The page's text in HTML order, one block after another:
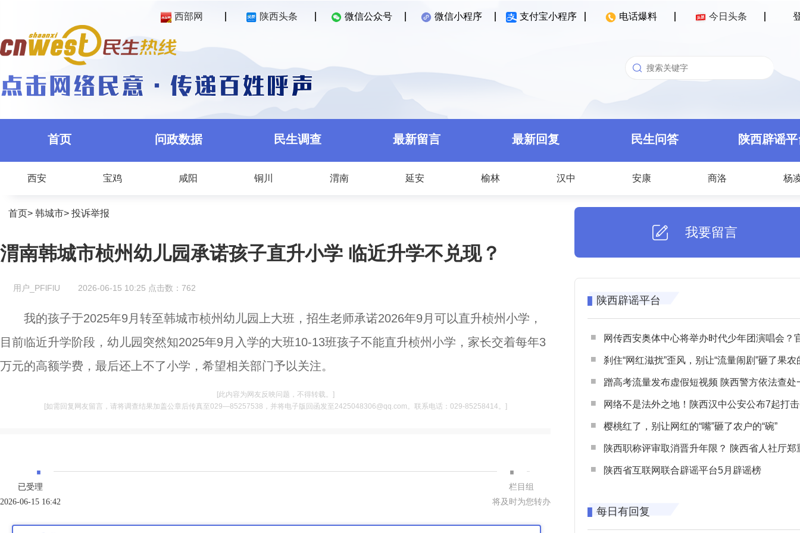
西部网 陕西头条 微信公众号 微信小程序 支付宝小程序 电话爆料 今日头条
首页 问政数据 民生调查 最新留言 最新回复 民生问答 陕西辟谣
西安 宝鸡 咸阳 铜川 渭南 延安 榆林 汉中 安康 商洛 杨
首页> 韩城市> 投诉举报
渭南韩城市桢州幼儿园承诺孩子直升小学 临近升学不兑现？
用户_PFlFlU 2026-06-15 10:25 点击数： 762
我的孩子于2025年9月转至韩城市桢州幼儿园上大班，招生老师承诺2026年9月可以直升桢州小学，
目前临近升学阶段，幼儿园突然知2025年9月入学的大班10-13班孩子不能直升桢州小学，家长交着每年3
万元的高额学费，最后还上不了小学，希望相关部门予以关注。
[此内容为网友反映问题，不得转载。]
[如需回复网友留言，请将调查结果加盖公章后传真至029—85257538，并将电子版回函发至2425048306@qq.com。联系电话：029-85258414。]
· ·
已受理
2026-06-15 16:42
栏目组
将及时为您转办
我要留言
陕西辟谣平台
网传西安奥体中心将举办时代少年团演唱会？官方回应：纯
刹住“网红滋扰”歪风，别让“流量闹剧”砸了果农
蹭高考流量发布虚假短视频 陕西警方依法查处一起涉高考网络
网络不是法外之地！陕西汉中公安公布7起打击整治网谣网暴典型
樱桃红了，别让网红的“嘴”砸了农户的“碗”
陕西职称评审取消晋升年限？ 陕西省人社厅郑重声明 谨防职称评审不实言
陕西省互联网联合辟谣平台5月辟谣榜
每日有回复